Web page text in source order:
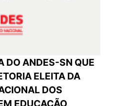
DO ANDES-SN QUE
ELEITA DA
DOS
EDUCAÇÃO